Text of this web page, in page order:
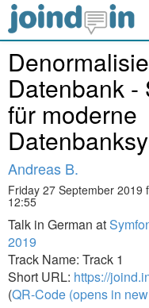
Datenbank -
für moderne
Andreas B.
Friday 27 September 2019
12:55
Talk in German at
2019
Track Name: Track 1
Short URL: https://
(QR-Code (opens in